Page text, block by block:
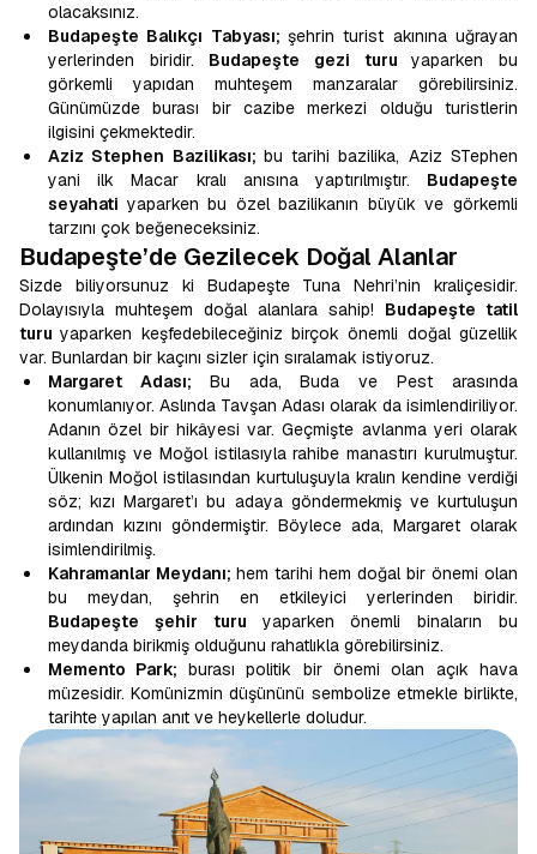
olacaksınız.
Budapeşte Balıkçı Tabyası; şehrin turist akınına uğrayan
yerlerinden biridir. Budapeşte gezi turuyaparken bu
görkemli yapıdan muhteşem manzaralar görebilirsiniz.
Günümüzde burası bir cazibe merkezi olduğu turistlerin
ilgisini çekmektedir.
Aziz Stephen Bazilikası; bu tarihi bazilika, Aziz STephen
yani ilk Macar kralı anısına yaptırılmıştır. Budapeşte
seyahati yaparken bu özel bazilikanın büyük ve görkemli
tarzını çok beğeneceksiniz.
Budapeşte’de Gezilecek Doğal Alanlar
Sizde biliyorsunuz ki Budapeşte Tuna Nehri’nin kraliçesidir.
Dolayısıyla muhteşem doğal alanlara sahip! Budapeşte tatil
turuyaparken keşfedebileceğiniz birçok önemli doğal güzellik
var. Bunlardan bir kaçını sizler için sıralamak istiyoruz.
Margaret Adası; Bu ada, Buda ve Pest arasında
konumlanıyor. Aslında Tavşan Adası olarak da isimlendiriliyor.
Adanın özel bir hikâyesi var. Geçmişte avlanma yeri olarak
kullanılmış ve Moğol istilasıyla rahibe manastırı kurulmuştur.
Ülkenin Moğol istilasından kurtuluşuyla kralın kendine verdiği
söz; kızı Margaret’ı bu adaya göndermekmiş ve kurtuluşun
ardından kızını göndermiştir. Böylece ada, Margaret olarak
isimlendirilmiş.
Kahramanlar Meydanı; hem tarihi hem doğal bir önemi olan
bu meydan, şehrin en etkileyici yerlerinden biridir.
Budapeşte şehir turu yaparken önemli binaların bu
meydanda birikmiş olduğunu rahatlıkla görebilirsiniz.
Memento Park; burası politik bir önemi olan açık hava
müzesidir. Komünizmin düşününü sembolize etmekle birlikte,
tarihte yapılan anıt ve heykellerle doludur.